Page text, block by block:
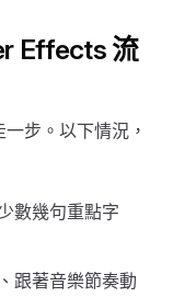
Effects 流
步。以下情況，
數幾句重點字
跟著音樂節奏動